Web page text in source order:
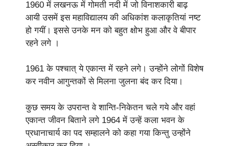
1960 में लखनऊ में गोमती नदी में जो विनाशकारी बाढ़
आयी उसमें इस महाविद्यालय की अधिकांश कलाकृतियां नष्ट
हो गयीं। इससे उनके मन को बहुत क्षोभ हुआ और वे बीपार
रहने लगे ।
1961 के पश्चात् ये एकान्त में रहने लगे। उन्होंने लोगों विशेष
कर नवीन आगुन्तकों से मिलना जुलना बंद कर दिया।
कुछ समय के उपरान्त वे शान्ति-निकेतन चले गये और वहां
एकान्त जीवन बिताने लगे 1964 में उन्हें कला भवन के
प्रधानाचार्य का पद सम्हालने को कहा गया किन्तु उन्होंने